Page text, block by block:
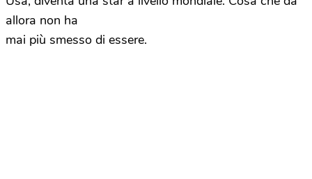
allora non ha
mai più smesso di essere.